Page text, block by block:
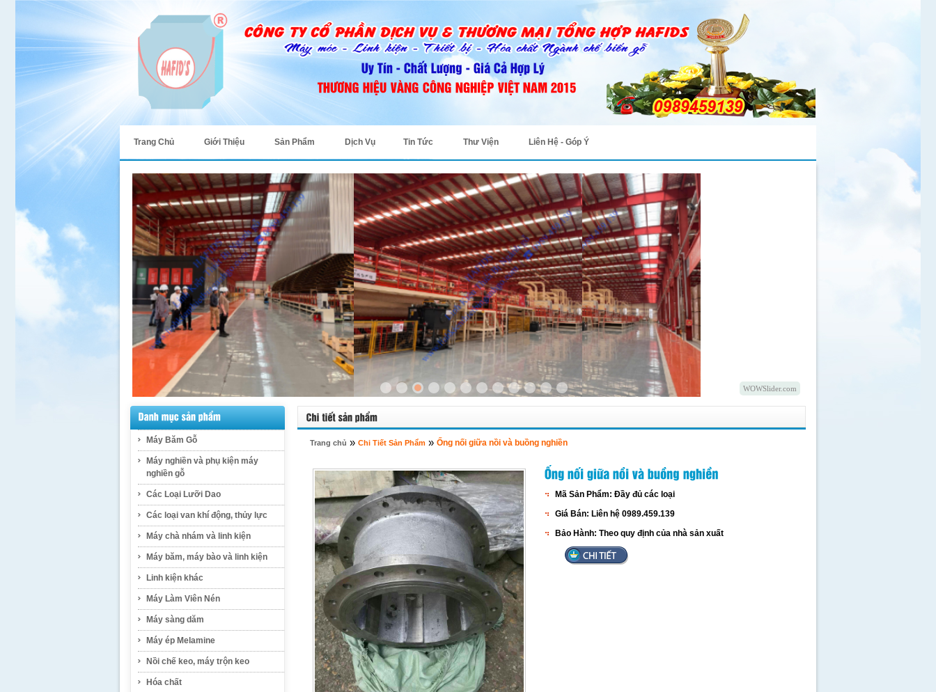
Trang Chủ Giới Thiệu Sản Phẩm Dịch Vụ Tin Tức Thư Viện Liên Hệ - Góp Ý
WOWSlider.com
Máy Băm Gỗ
Máy nghiền và phụ kiện máy
nghiền gỗ
Các Loại Lưỡi Dao
Các loại van khí động, thủy lực
Máy chà nhám và linh kiện
Máy băm, máy bào và linh kiện
Linh kiện khác
Máy Làm Viên Nén
Máy sàng dăm
Máy ép Melamine
Nồi chế keo, máy trộn keo
Hóa chất
Trang chủ » Chi Tiết Sản Phẩm » Ống nối giữa nồi và buồng nghiền
Mã Sản Phẩm: Đầy đủ các loại
Giá Bán: Liên hệ 0989.459.139
Bảo Hành: Theo quy định của nhà sản xuất